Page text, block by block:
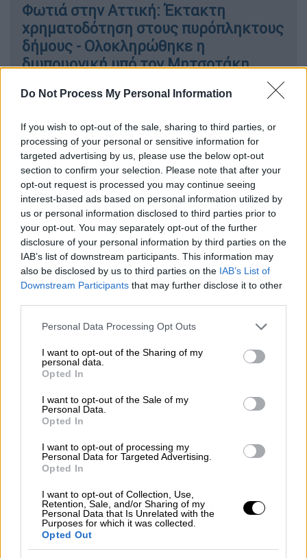
Do Not Process My Personal Information
If you wish to opt-out of the sale, sharing to third parties, or
processing of your personal or sensitive information for
targeted advertising by us, please use the below opt-out
section to confirm your selection. Please note that after your
opt-out request is processed you may continue seeing
interest-based ads based on personal information utilized by
us or personal information disclosed to third parties prior to
your opt-out. You may separately opt-out of the further
disclosure of your personal information by third parties on the
IAB’s list of downstream participants. This information may
also be disclosed by us to third parties on the IAB’s List of
Downstream Participants that may further disclose it to other
Please note that this website/app uses one or more Google
not limited to your visit or usage behaviour. You may click to
grant or deny consent to Google and its third-party tags to
use your data for below specified purposes in below Google
consent section.
Personal Data Processing Opt Outs
I want to opt-out of the Sharing of my
personal data.
Opted In
I want to opt-out of the Sale of my
Personal Data.
Opted In
I want to opt-out of processing my
Personal Data for Targeted Advertising.
Opted In
I want to opt-out of Collection, Use,
Retention, Sale, and/or Sharing of my
Personal Data that Is Unrelated with the
Purposes for which it was collected.
Opted Out
Φωτιά στην Αττική: Έκτακτη
χρηματοδότηση στους πυρόπληκτους
δήμους - Ολοκληρώθηκε η
διυπουργική υπό τον Μητσοτάκη
Το περιστατικό που αποκαλύπτει το
thessToday.gr, έλαβε χώρα σε νυχτερινό
κέντρο διασκέδασης στηνΚαλλιθέα, ωστόσο
δεν θεωρείται ως μεμονωμένο. Σύμφωνα με
μαρτυρίες η ρίψη πυροτεχνημάτων στην
πευκόφυτη περιοχή τηςΧαλκιδικήςείναι
αρκετά συνηθισμένη και όλα τα νυχτερινά
κέντρα διασκέδασης χρησιμοποιούν
ανελλιπώς την συγκεκριμένη πρακτική μετά
τα μεσάνυχτα.
video
«Τα πυροτεχνήματα αναπτύσσουν
θερμοκρασίες άνω των 500 βαθμών
Κελσίου»